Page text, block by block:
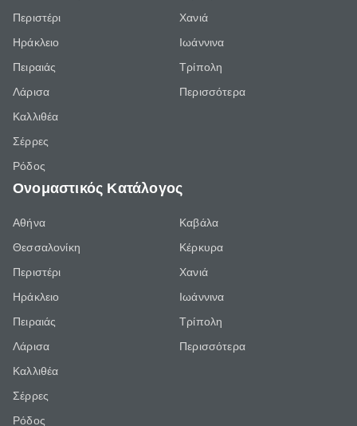
Περιστέρι
Ηράκλειο
Πειραιάς
Λάρισα
Καλλιθέα
Σέρρες
Ρόδος
Χανιά
Ιωάννινα
Τρίπολη
Περισσότερα
Ονομαστικός Κατάλογος
Αθήνα
Θεσσαλονίκη
Περιστέρι
Ηράκλειο
Πειραιάς
Λάρισα
Καλλιθέα
Σέρρες
Ρόδος
Καβάλα
Κέρκυρα
Χανιά
Ιωάννινα
Τρίπολη
Περισσότερα